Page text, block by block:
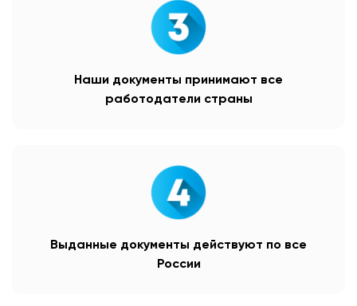
Наши документы принимают все
работодатели страны
Выданные документы действуют по все
России